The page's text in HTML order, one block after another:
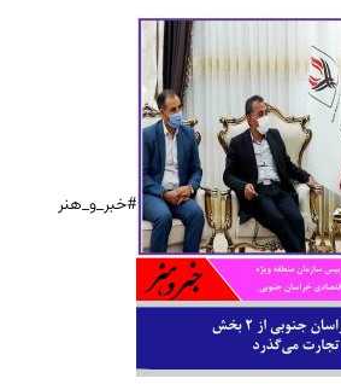
#خبر_و_هنر